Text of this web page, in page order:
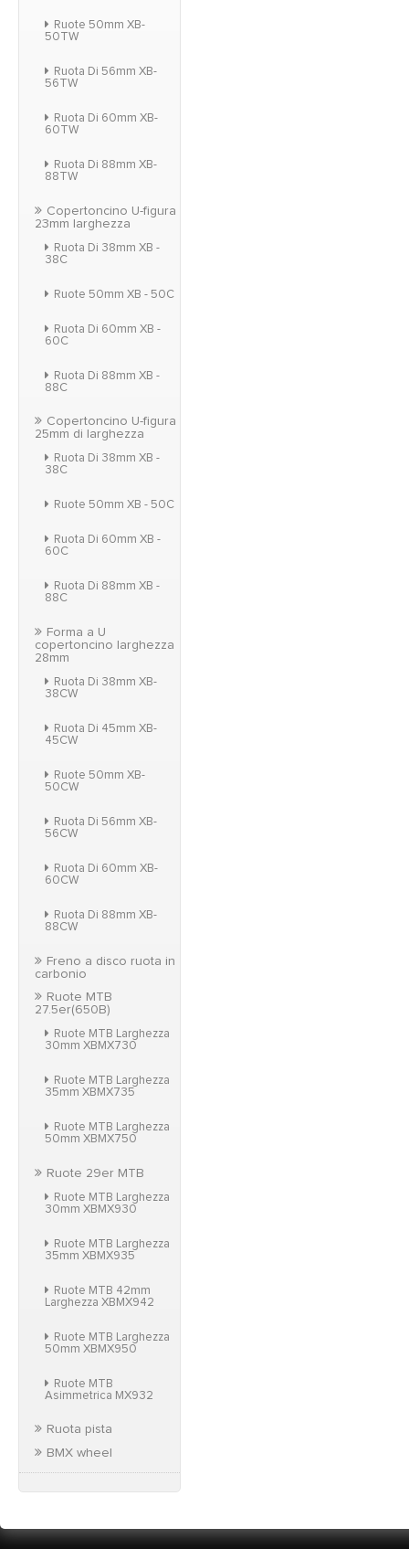
Ruote 50mm XB-
50TW
Ruota Di 56mm XB-
56TW
Ruota Di 60mm XB-
60TW
Ruota Di 88mm XB-
88TW
Copertoncino U-figura
23mm larghezza
Ruota Di 38mm XB -
38C
Ruote 50mm XB - 50C
Ruota Di 60mm XB -
60C
Ruota Di 88mm XB -
88C
Copertoncino U-figura
25mm di larghezza
Ruota Di 38mm XB -
38C
Ruote 50mm XB - 50C
Ruota Di 60mm XB -
60C
Ruota Di 88mm XB -
88C
Forma a U
copertoncino larghezza
28mm
Ruota Di 38mm XB-
38CW
Ruota Di 45mm XB-
45CW
Ruote 50mm XB-
50CW
Ruota Di 56mm XB-
56CW
Ruota Di 60mm XB-
60CW
Ruota Di 88mm XB-
88CW
Freno a disco ruota in
carbonio
Ruote MTB
27.5er(650B)
Ruote MTB Larghezza
30mm XBMX730
Ruote MTB Larghezza
35mm XBMX735
Ruote MTB Larghezza
50mm XBMX750
Ruote 29er MTB
Ruote MTB Larghezza
30mm XBMX930
Ruote MTB Larghezza
35mm XBMX935
Ruote MTB 42mm
Larghezza XBMX942
Ruote MTB Larghezza
50mm XBMX950
Ruote MTB
Asimmetrica MX932
Ruota pista
BMX wheel